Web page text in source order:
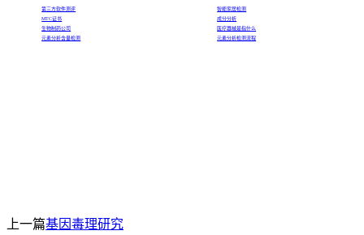
第三方软件测评
智能家居检测
MTC证书
成分分析
生物制药公司
医疗器械是指什么
元素分析含量检测
元素分析检测流程
上一篇基因毒理研究